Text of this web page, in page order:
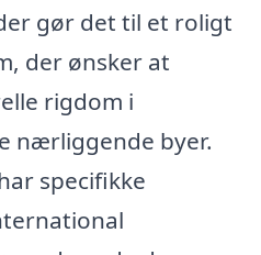
gør det til et roligt
der ønsker at
rigdom i
nærliggende byer.
specifikke